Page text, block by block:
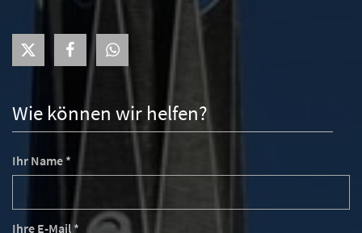
Wie können wir helfen?
Ihr Name *
Ihre E-Mail *